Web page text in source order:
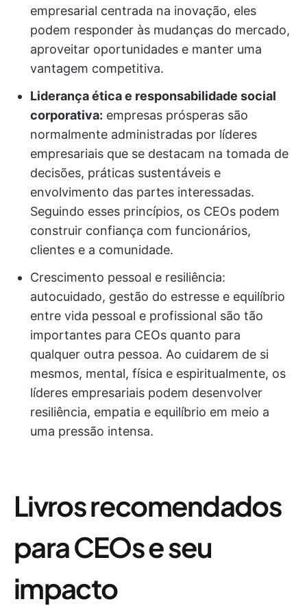
empresarial centrada na inovação, eles
podem responder às mudanças do mercado,
aproveitar oportunidades e manter uma
vantagem competitiva.
Liderança ética e responsabilidade social
corporativa: empresas prósperas são
normalmente administradas por líderes
empresariais que se destacam na tomada de
decisões, práticas sustentáveis e
envolvimento das partes interessadas.
Seguindo esses princípios, os CEOs podem
construir confiança com funcionários,
clientes e a comunidade.
Crescimento pessoal e resiliência:
autocuidado, gestão do estresse e equilíbrio
entre vida pessoal e profissional são tão
importantes para CEOs quanto para
qualquer outra pessoa. Ao cuidarem de si
mesmos, mental, física e espiritualmente, os
líderes empresariais podem desenvolver
resiliência, empatia e equilíbrio em meio a
uma pressão intensa.
Livros recomendados
para CEOs e seu
impacto